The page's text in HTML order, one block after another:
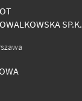
SP.K.